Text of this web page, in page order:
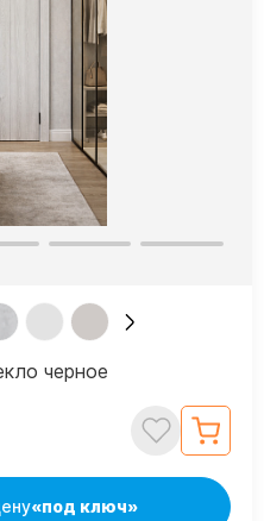
черное
«под ключ»